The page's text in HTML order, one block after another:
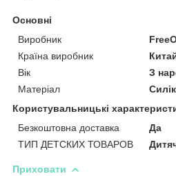
Основні
Виробник
Країна виробник
Вік
З
Матеріал
Користувальницькі
Безкоштовна доставка
Да
ТИП ДЕТСКИХ ТОВАРОВ
Приховати